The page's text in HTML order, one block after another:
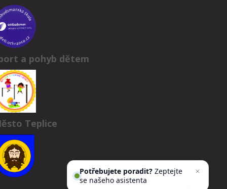
a pohyb dětem
Teplice
Potřebujete poradit?Zeptejte
se našeho asistenta